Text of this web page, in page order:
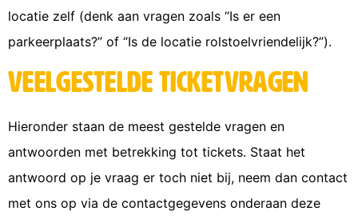
locatie zelf (denk aan vragen zoals “Is er een
parkeerplaats?” of “Is de locatie rolstoelvriendelijk?”).
Veelgestelde ticketvragen
Hieronder staan de meest gestelde vragen en
antwoorden met betrekking tot tickets. Staat het
antwoord op je vraag er toch niet bij, neem dan contact
met ons op via de contactgegevens onderaan deze